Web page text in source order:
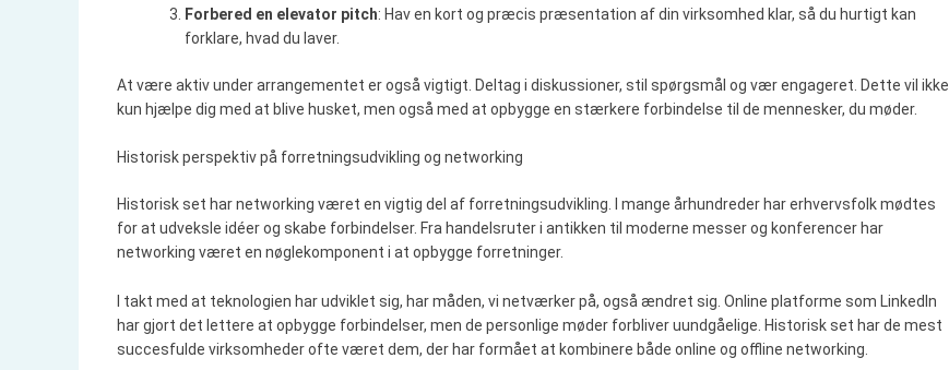
Forbered en elevator pitch: Hav en kort og præcis præsentation af din virksomhed klar, så du hurtigt kan
forklare, hvad du laver.
At være aktiv under arrangementet er også vigtigt. Deltag i diskussioner, stil spørgsmål og vær engageret. Dette vil ikke
kun hjælpe dig med at blive husket, men også med at opbygge en stærkere forbindelse til de mennesker, du møder.
Historisk perspektiv på forretningsudvikling og networking
Historisk set har networking været en vigtig del af forretningsudvikling. I mange århundreder har erhvervsfolk mødtes
for at udveksle idéer og skabe forbindelser. Fra handelsruter i antikken til moderne messer og konferencer har
networking været en nøglekomponent i at opbygge forretninger.
I takt med at teknologien har udviklet sig, har måden, vi netværker på, også ændret sig. Online platforme som LinkedIn
har gjort det lettere at opbygge forbindelser, men de personlige møder forbliver uundgåelige. Historisk set har de mest
succesfulde virksomheder ofte været dem, der har formået at kombinere både online og offline networking.